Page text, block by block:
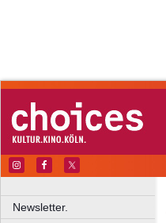
Newsletter.